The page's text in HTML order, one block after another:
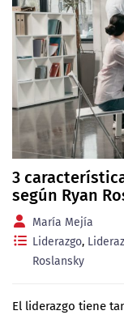
3
según Ryan
María Mejía
Liderazgo,
Roslansky
El liderazgo tiene